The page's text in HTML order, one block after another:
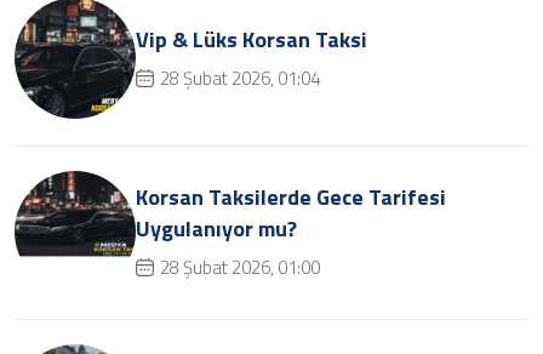
Vip & Lüks Korsan Taksi
28 Şubat 2026, 01:04
Korsan Taksilerde Gece Tarifesi
Uygulanıyor mu?
28 Şubat 2026, 01:00